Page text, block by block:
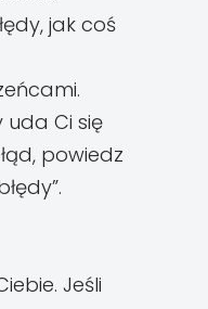
jak coś
uda Ci się
powiedz
Jeśli